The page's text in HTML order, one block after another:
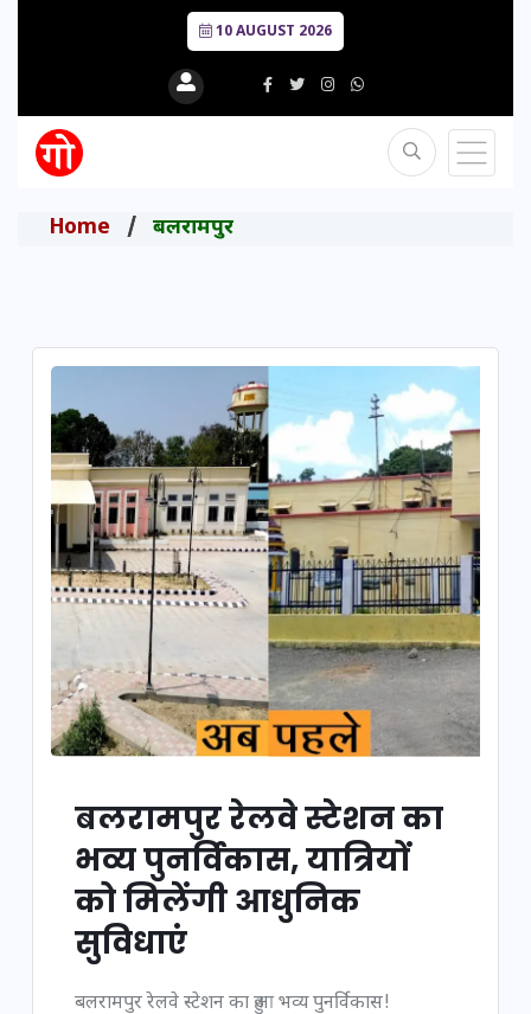
10 AUGUST 2026
Home बलरामपुर
बलरामपुर रेलवे स्टेशन का
भव्य पुनर्विकास, यात्रियों
को मिलेंगी आधुनिक
सुविधाएं
बलरामपुर रेलवे स्टेशन का हुआ भव्य पुनर्विकास!